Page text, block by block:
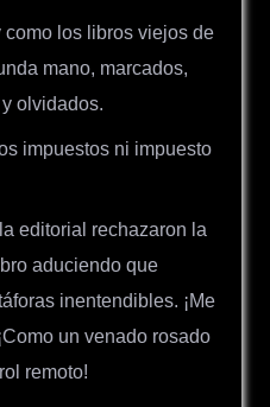
como los libros viejos de
mano, marcados,
olvidados.
impuestos ni impuesto
editorial rechazaron la
aduciendo que
inentendibles. ¡Me
un venado rosado
remoto!